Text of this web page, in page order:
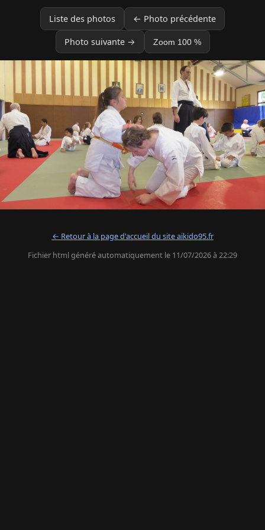
Liste des photos ← Photo précédente
Photo suivante → Zoom 100 %
← Retour à la page d'accueil du site aikido95.fr
Fichier html généré automatiquement le 11/07/2026 à 22:29